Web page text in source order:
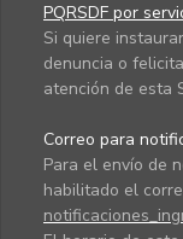
PQRSDF por
Si quiere
denuncia o
atención de esta
Correo para
Para el envío de
habilitado el